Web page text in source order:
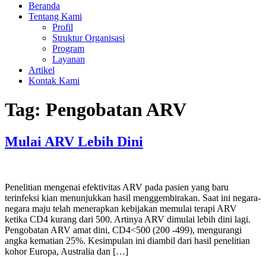
Beranda
Tentang Kami
Profil
Struktur Organisasi
Program
Layanan
Artikel
Kontak Kami
Tag: Pengobatan ARV
Mulai ARV Lebih Dini
Penelitian mengenai efektivitas ARV pada pasien yang baru
terinfeksi kian menunjukkan hasil menggembirakan. Saat ini negara-
negara maju telah menerapkan kebijakan memulai terapi ARV
ketika CD4 kurang dari 500. Artinya ARV dimulai lebih dini lagi.
Pengobatan ARV amat dini, CD4<500 (200 -499), mengurangi
angka kematian 25%. Kesimpulan ini diambil dari hasil penelitian
kohor Europa, Australia dan […]